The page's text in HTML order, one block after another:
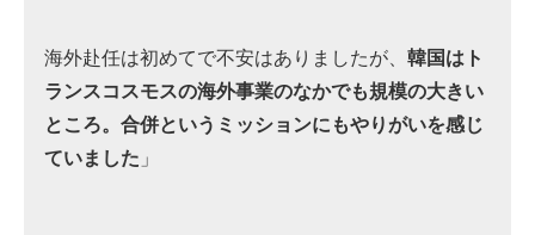
海外赴任は初めてで不安はありましたが、 韓国はト
ランスコスモスの海外事業のなかでも規模の大きい
ところ。合併というミッションにもやりがいを感じ
ていました 」